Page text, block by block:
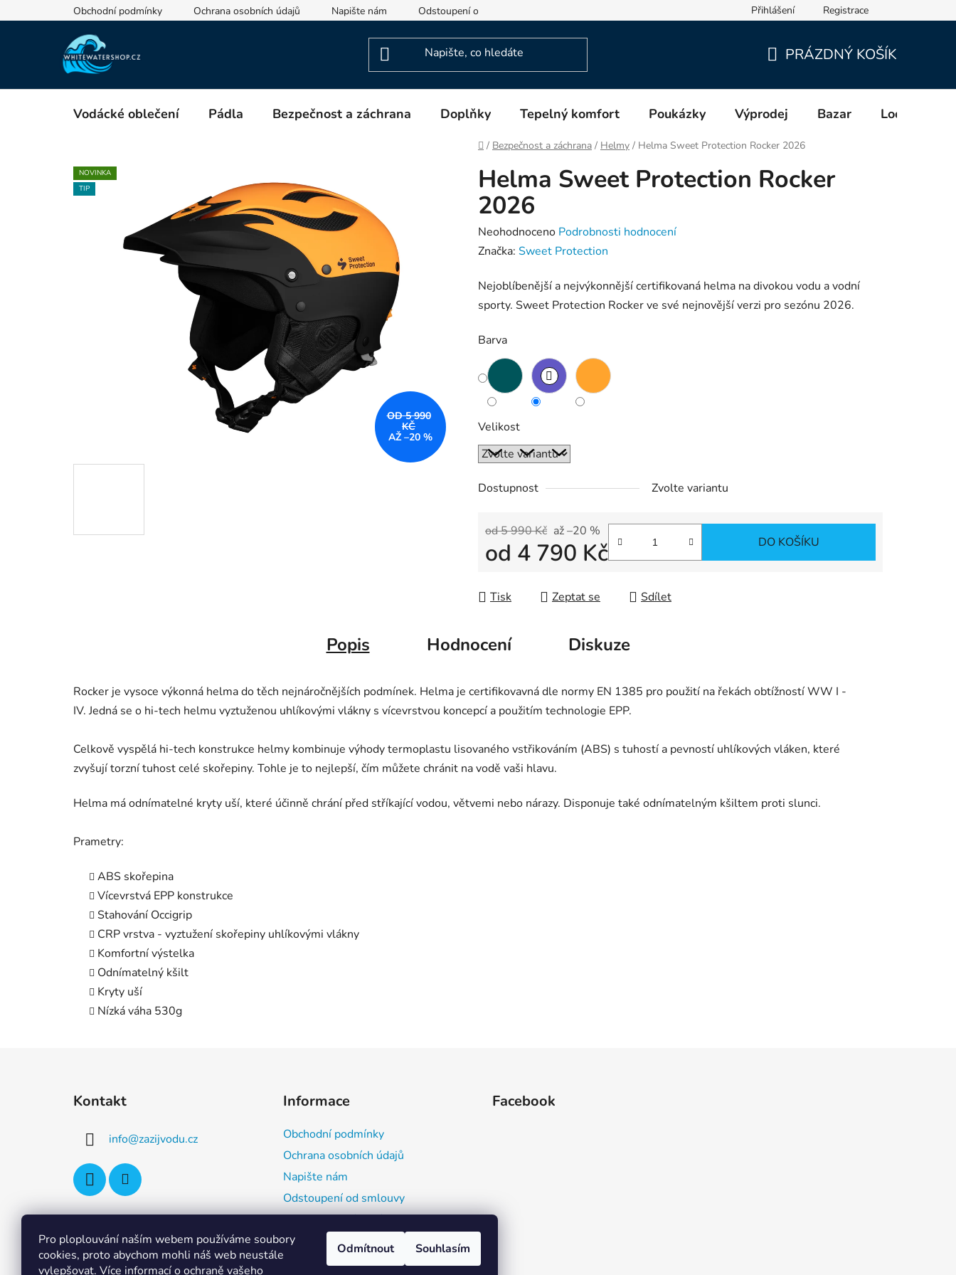
Pro ploplouvání naším webem používáme soubory
cookies, proto abychom mohli náš web neustále
vylepšovat. Více informací o ochraně vašeho
Odmítnout Souhlasím
na
Obchodní podmínky Ochrana osobních údajů Napište nám Odstoupení od smlouvy Informace o výrobcích a distributorech (GPSR)Přihlášení Registrace
KOŠÍK
PRÁZDNÝ KOŠÍK
Vodácké oblečení Pádla Bezpečnost a záchrana Doplňky Tepelný komfort Poukázky Výprodej Bazar Lodě
Domů
/ Bezpečnost a záchrana / Helmy / Helma Sweet Protection Rocker 2026
Helma Sweet Protection Rocker
2026
Průměrné
hodnocení
je
0,0
5
hvězdiček.
Neohodnoceno Podrobnosti hodnocení
Značka: Sweet Protection
Nejoblíbenější a nejvýkonnější certifikovaná helma na divokou vodu a vodní
sporty. Sweet Protection Rocker ve své nejnovější verzi pro sezónu 2026.
Barva
Velikost
Dostupnost Zvolte variantu
od 5 990 Kč až –20 %
od 4 790 Kč DO KOŠÍKU
Tisk Zeptat se Sdílet
NOVINKA
TIP
OD 5 990
KČ
AŽ –20 %
Popis Hodnocení Diskuze
Rocker je vysoce výkonná helma do těch nejnáročnějších podmínek. Helma je certifikovavná dle normy EN 1385 pro použití na řekách obtížností WW I -
IV. Jedná se o hi-tech helmu vyztuženou uhlíkovými vlákny s vícevrstvou koncepcí a použitím technologie EPP.
Celkově vyspělá hi-tech konstrukce helmy kombinuje výhody termoplastu lisovaného vstřikováním (ABS) s tuhostí a pevností uhlíkových vláken, které
zvyšují torzní tuhost celé skořepiny. Tohle je to nejlepší, čím můžete chránit na vodě vaši hlavu.
Helma má odnímatelné kryty uší, které účinně chrání před stříkající vodou, větvemi nebo nárazy. Disponuje také odnímatelným kšiltem proti slunci.
Prametry:
ABS skořepina
Vícevrstvá EPP konstrukce
Stahování Occigrip
CRP vrstva - vyztužení skořepiny uhlíkovými vlákny
Komfortní výstelka
Odnímatelný kšilt
Kryty uší
Nízká váha 530g
Kontakt
info@zazijvodu.cz
Informace
Obchodní podmínky
Ochrana osobních údajů
Napište nám
Odstoupení od smlouvy
Informace o výrobcích a
distributorech (GPSR)
Facebook